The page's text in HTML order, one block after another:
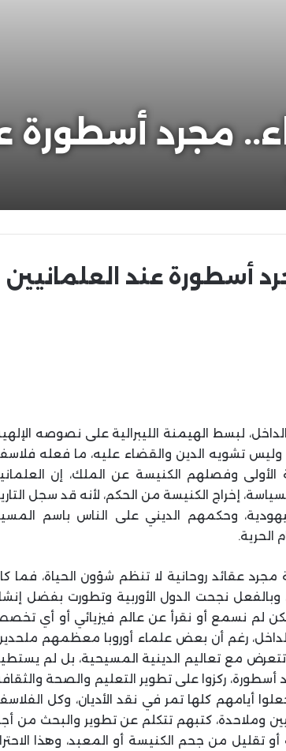
مجرد أسطورة
أسطورة عند العلمانيين
لبسط الهيمنة الليبرالية على نصوصه
وليس تشويه الدين والقضاء عليه، ما فعله
الأولى وفصلهم الكنيسة عن الملك، إن
إخراج الكنيسة من الحكم، لأنه قد سجل
وحكمهم الديني على الناس باسم
الحرية.
عقائد روحانية لا تنظم شؤون الحياة، فما
نجحت الدول الأوربية وتطورت بفضل
لم نسمع أو نقرأ عن عالم فيزيائي أو أي
رغم أن بعض علماء أوروبا معظمهم
تتعرض مع تعاليم الدينية المسيحية، بل لم
ركزوا على تطوير التعليم والصحة
أيامهم كلها تمر في نقد الأديان، وكل
وملاحدة، كتبهم تتكلم عن تطوير والبحث من
تقليل من جحم الكنيسة أو المعبد، وهذا